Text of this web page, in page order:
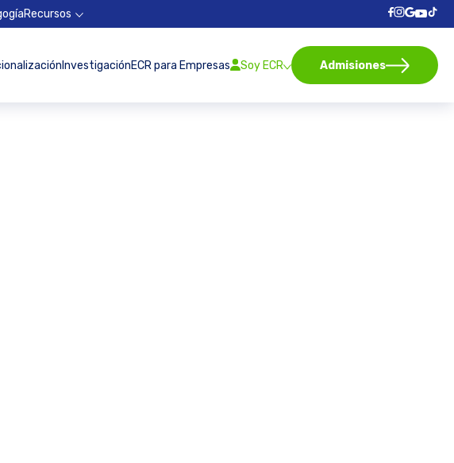
Recursos
InvestigaciónECR para Empresas Soy ECR Admisiones